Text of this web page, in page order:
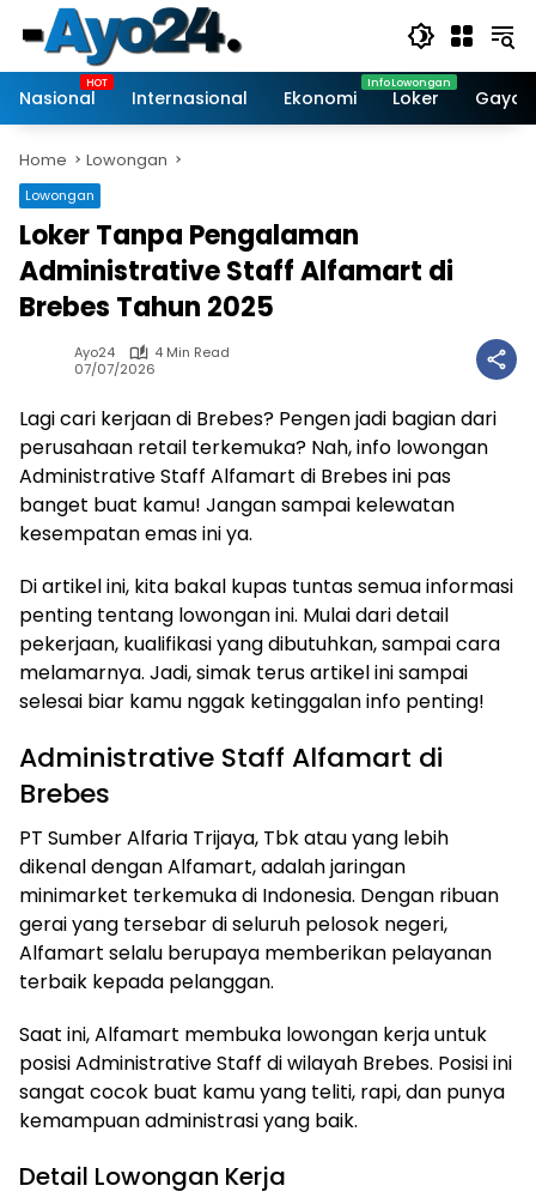
content
Nasional
Internasional Ekonomi Loker Gaya
Home Lowongan
Lowongan
Loker Tanpa Pengalaman
Administrative Staff Alfamart di
Brebes Tahun 2025
Ayo24
4 Min Read
07/07/2026
Lagi cari kerjaan di Brebes? Pengen jadi bagian dari
perusahaan retail terkemuka? Nah, info lowongan
Administrative Staff Alfamart di Brebes ini pas
banget buat kamu! Jangan sampai kelewatan
kesempatan emas ini ya.
Di artikel ini, kita bakal kupas tuntas semua informasi
penting tentang lowongan ini. Mulai dari detail
pekerjaan, kualifikasi yang dibutuhkan, sampai cara
melamarnya. Jadi, simak terus artikel ini sampai
selesai biar kamu nggak ketinggalan info penting!
Administrative Staff Alfamart di
Brebes
PT Sumber Alfaria Trijaya, Tbk atau yang lebih
dikenal dengan Alfamart, adalah jaringan
minimarket terkemuka di Indonesia. Dengan ribuan
gerai yang tersebar di seluruh pelosok negeri,
Alfamart selalu berupaya memberikan pelayanan
terbaik kepada pelanggan.
Saat ini, Alfamart membuka lowongan kerja untuk
posisi Administrative Staff di wilayah Brebes. Posisi ini
sangat cocok buat kamu yang teliti, rapi, dan punya
kemampuan administrasi yang baik.
Detail Lowongan Kerja